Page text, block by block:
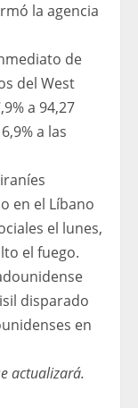
la agencia
de
del West
a 94,27
a las
en el Líbano
el lunes,
el fuego.
disparado
en
actualizará.